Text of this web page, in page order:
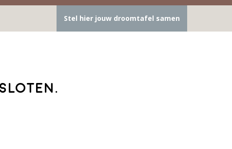
Stel hier jouw droomtafel samen